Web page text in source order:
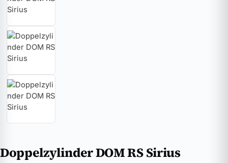
Doppelzylinder DOM RS Sirius